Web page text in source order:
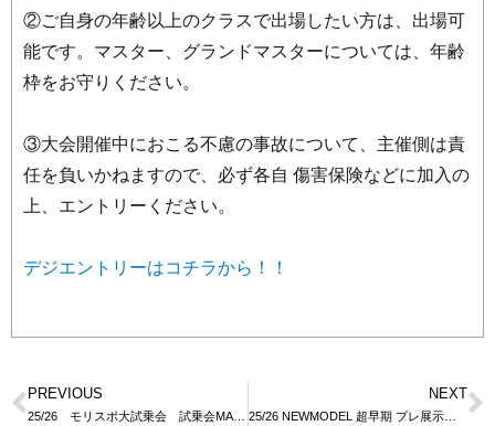
②ご自身の年齢以上のクラスで出場したい方は、出場可
能です。マスター、グランドマスターについては、年齢
枠をお守りください。
③大会開催中におこる不慮の事故について、主催側は責
任を負いかねますので、必ず各自 傷害保険などに加入の
上、エントリーください。
デジエントリーはコチラから！！
PREVIOUS NEXT
25/26 NEWMODEL 超早期 プレ展示予約会情報